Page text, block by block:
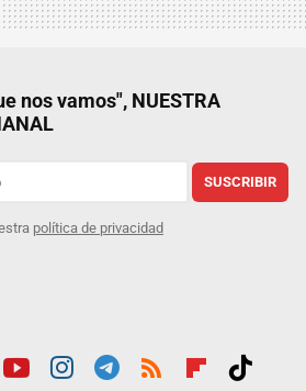
nos vamos", NUESTRA
SUSCRIBIR
política de privacidad